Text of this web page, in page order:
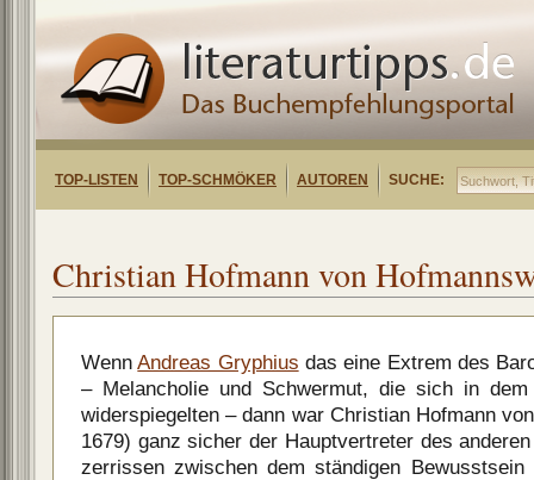
TOP-LISTEN TOP-SCHMÖKER AUTOREN SUCHE:
Christian Hofmann von
WennAndreas Gryphius das eine Extrem des
– Melancholie und Schwermut, die sich in dem
widerspiegelten – dann war Christian Hofmann
1679) ganz sicher der Hauptvertreter des
zerrissen zwischen dem ständigen Bewusstsein